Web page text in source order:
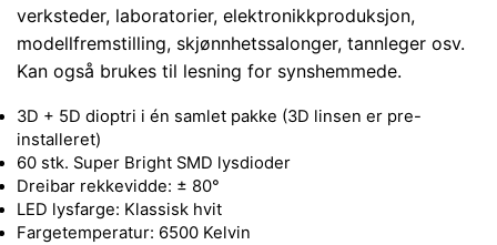
verksteder, laboratorier, elektronikkproduksjon,
modellfremstilling, skjønnhetssalonger, tannleger osv.
Kan også brukes til lesning for synshemmede.
3D + 5D dioptri i én samlet pakke (3D linsen er pre-
installeret)
60 stk. Super Bright SMD lysdioder
Dreibar rekkevidde: ± 80°
LED lysfarge: Klassisk hvit
Fargetemperatur: 6500 Kelvin